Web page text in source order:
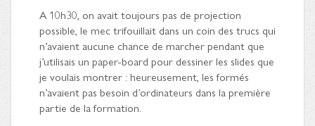
A 10h30, on avait toujours pas de projection
possible, le mec trifouillait dans un coin des trucs qui
n’avaient aucune chance de marcher pendant que
j’utilisais un paper-board pour dessiner les slides que
je voulais montrer : heureusement, les formés
n’avaient pas besoin d’ordinateurs dans la première
partie de la formation.